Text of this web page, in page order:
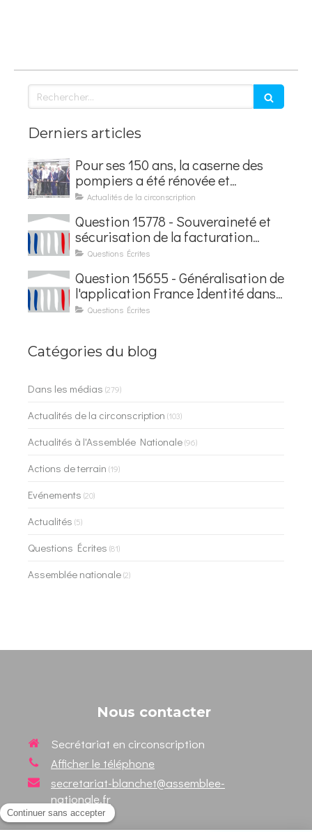
Rechercher
Derniers articles
Pour ses 150 ans, la caserne des
pompiers a été rénovée et
baptisée au nom d'Hubert
Actualités de la circonscription
Question 15778 - Souveraineté et
sécurisation de la facturation
électronique
Questions Écrites
Question 15655 - Généralisation de
l'application France Identité dans
les contrôles du quotidien
Questions Écrites
Catégories du blog
Dans les médias (279)
Actualités de la circonscription (103)
Actualités à l'Assemblée Nationale(96)
Actions de terrain (19)
Evénements (20)
Actualités (5)
Questions Écrites (81)
Assemblée nationale(2)
Nous contacter
Secrétariat en circonscription
Afficher le téléphone
secretariat-blanchet@assemblee-
nationale.fr